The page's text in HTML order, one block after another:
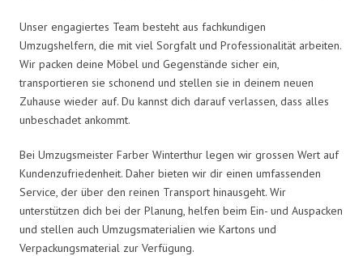
Unser engagiertes Team besteht aus fachkundigen
Umzugshelfern, die mit viel Sorgfalt und Professionalität arbeiten.
Wir packen deine Möbel und Gegenstände sicher ein,
transportieren sie schonend und stellen sie in deinem neuen
Zuhause wieder auf. Du kannst dich darauf verlassen, dass alles
unbeschadet ankommt.
Bei Umzugsmeister Farber Winterthur legen wir grossen Wert auf
Kundenzufriedenheit. Daher bieten wir dir einen umfassenden
Service, der über den reinen Transport hinausgeht. Wir
unterstützen dich bei der Planung, helfen beim Ein- und Auspacken
und stellen auch Umzugsmaterialien wie Kartons und
Verpackungsmaterial zur Verfügung.